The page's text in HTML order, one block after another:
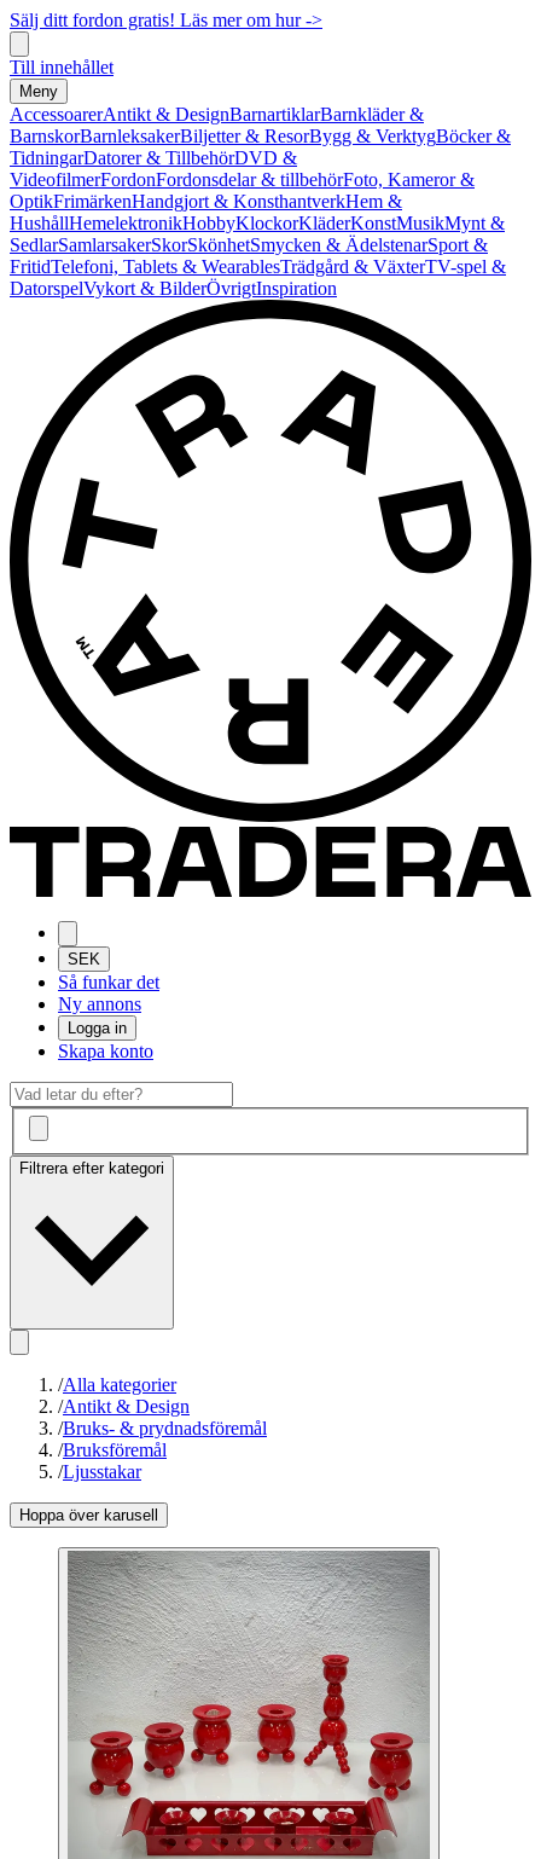
Sälj ditt fordon gratis! Läs mer om hur ->
Till innehållet
Meny
AccessoarerAntikt & DesignBarnartiklarBarnkläder &
BarnskorBarnleksakerBiljetter & ResorBygg & VerktygBöcker &
TidningarDatorer & TillbehörDVD &
VideofilmerFordonFordonsdelar & tillbehörFoto, Kameror &
OptikFrimärkenHandgjort & KonsthantverkHem &
HushållHemelektronikHobbyKlockorKläderKonstMusikMynt &
SedlarSamlarsakerSkorSkönhetSmycken & ÄdelstenarSport &
FritidTelefoni, Tablets & WearablesTrädgård & VäxterTV-spel &
DatorspelVykort & BilderÖvrigtInspiration
SEK
Så funkar det
Ny annons
Logga in
Skapa konto
Filtrera efter kategori
/Alla kategorier
/Antikt & Design
/Bruks- & prydnadsföremål
/Bruksföremål
/Ljusstakar
Hoppa över karusell